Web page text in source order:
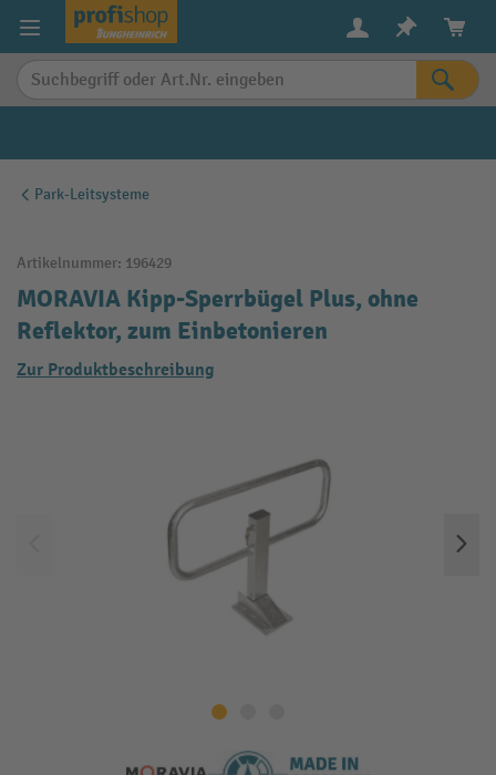
springen
Park-Leitsysteme
Artikelnummer: 196429
MORAVIA Kipp-Sperrbügel Plus, ohne
Reflektor, zum Einbetonieren
Zur Produktbeschreibung